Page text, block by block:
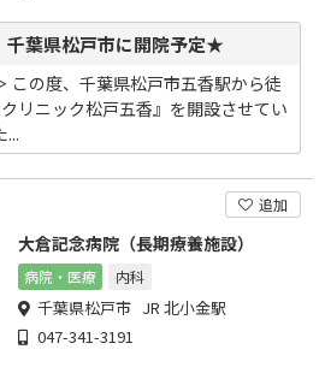
葉県松戸市に開院予定★
の度、千葉県松戸市五香駅から徒
リニック松戸五香』を開設させてい
...
追加
大倉記念病院（長期療養施設）
病院・医療 内科
千葉県松戸市 JR 北小金駅
047-341-3191